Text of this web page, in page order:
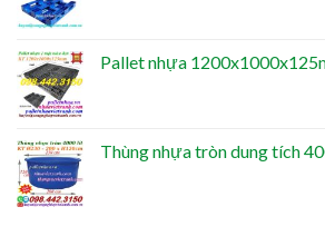
Pallet nhựa
Thùng nhựa tròn dung tích